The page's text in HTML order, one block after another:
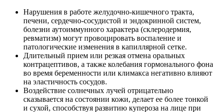
Нарушения в работе желудочно-кишечного тракта,
печени, сердечно-сосудистой и эндокринной систем,
болезни аутоиммунного характера (склеродермия,
ревматизм) могут провоцировать воспаление и
патологические изменения в капиллярной сетке.
Длительный прием или резкая отмена оральных
контрацептивов, а также колебания гормонального фона
во время беременности или климакса негативно влияют
на эластичность сосудов.
Воздействие солнечных лучей отрицательно
сказывается на состоянии кожи, делает ее более тонкой
и сухой, способствуя развитию купероза на лице при